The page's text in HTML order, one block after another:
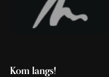
Kom langs!